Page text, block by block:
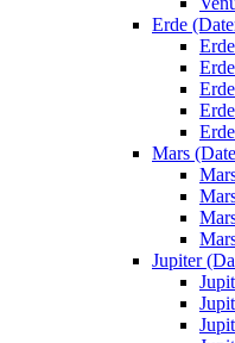
Erde
Mars
Jupiter